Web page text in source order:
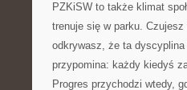
PZKiSW to także klimat
trenuje się w parku.
odkrywasz, że ta
przypomina: każdy kiedyś
Progres przychodzi wtedy,